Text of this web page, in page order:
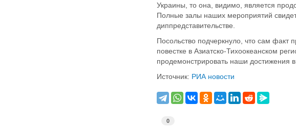
Украины, то она, видимо, является
Полные залы наших мероприятий
диппредставительстве.
Посольство подчеркнуло, что сам факт
повестке в Азиатско-Тихоокеанском
продемонстрировать наши достижения
Источник: РИА новости
0